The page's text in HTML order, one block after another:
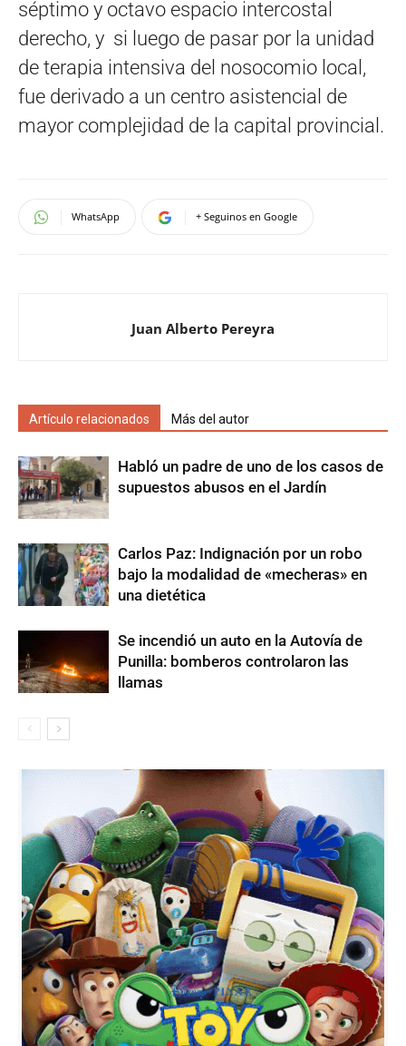
séptimo y octavo espacio intercostal
derecho, y si luego de pasar por la unidad
de terapia intensiva del nosocomio local,
fue derivado a un centro asistencial de
mayor complejidad de la capital provincial.
WhatsApp + Seguinos en Google
Juan Alberto Pereyra
Artículo relacionados Más del autor
Habló un padre de uno de los casos de
supuestos abusos en el Jardín
Carlos Paz: Indignación por un robo
bajo la modalidad de «mecheras» en
una dietética
Se incendió un auto en la Autovía de
Punilla: bomberos controlaron las
llamas